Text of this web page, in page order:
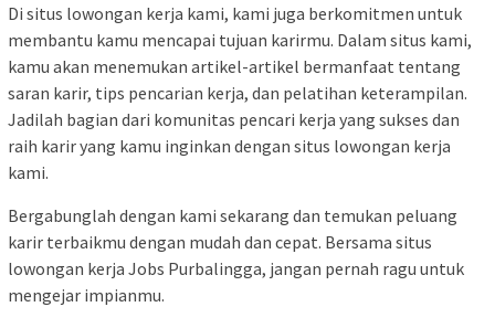
Di situs lowongan kerja kami, kami juga berkomitmen untuk
membantu kamu mencapai tujuan karirmu. Dalam situs kami,
kamu akan menemukan artikel-artikel bermanfaat tentang
saran karir, tips pencarian kerja, dan pelatihan keterampilan.
Jadilah bagian dari komunitas pencari kerja yang sukses dan
raih karir yang kamu inginkan dengan situs lowongan kerja
kami.
Bergabunglah dengan kami sekarang dan temukan peluang
karir terbaikmu dengan mudah dan cepat. Bersama situs
lowongan kerja Jobs Purbalingga, jangan pernah ragu untuk
mengejar impianmu.